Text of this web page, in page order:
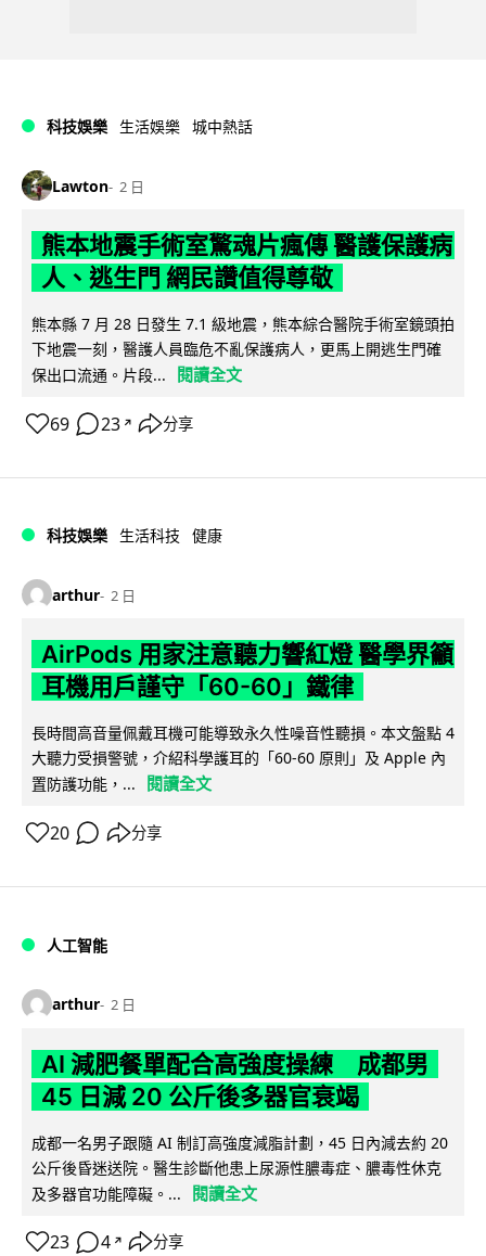
科技娛樂 生活娛樂 城中熱話
Lawton 2 日
熊本地震手術室驚魂片瘋傳 醫護保護病
人、逃生門 網民讚值得尊敬
熊本縣 7 月 28 日發生 7.1 級地震，熊本綜合醫院手術室鏡頭拍
下地震一刻，醫護人員臨危不亂保護病人，更馬上開逃生門確
保出口流通。片段...
閱讀全文
69 23 ↗ 分享
科技娛樂 生活科技 健康
arthur 2 日
AirPods 用家注意聽力響紅燈 醫學界籲
耳機用戶謹守「60-60」鐵律
長時間高音量佩戴耳機可能導致永久性噪音性聽損。本文盤點 4
大聽力受損警號，介紹科學護耳的「60-60 原則」及 Apple 內
置防護功能，...
閱讀全文
20 分享
人工智能
arthur 2 日
AI 減肥餐單配合高強度操練 成都男
45 日減 20 公斤後多器官衰竭
成都一名男子跟隨 AI 制訂高強度減脂計劃，45 日內減去約 20
公斤後昏迷送院。醫生診斷他患上尿源性膿毒症、膿毒性休克
及多器官功能障礙。...
閱讀全文
23 4 ↗ 分享